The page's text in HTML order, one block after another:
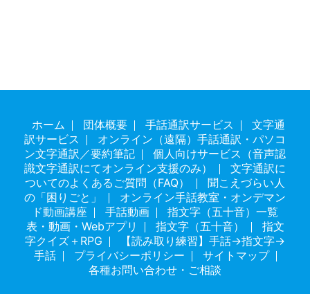
ホーム 団体概要 手話通訳サービス
文字通
訳サービス
オンライン（遠隔）手話通訳・パソコ
ン文字通訳／要約筆記
個人向けサービス（音声認
識文字通訳にてオンライン支援のみ）
文字通訳に
ついてのよくあるご質問（FAQ）
聞こえづらい人
の「困りごと」
オンライン手話教室・オンデマン
ド動画講座
手話動画
指文字（五十音）一覧
表・動画・Webアプリ
指文字（五十音）
指文
字クイズ＋RPG
【読み取り練習】手話→指文字→
手話
プライバシーポリシー
サイトマップ
各種お問い合わせ・ご相談